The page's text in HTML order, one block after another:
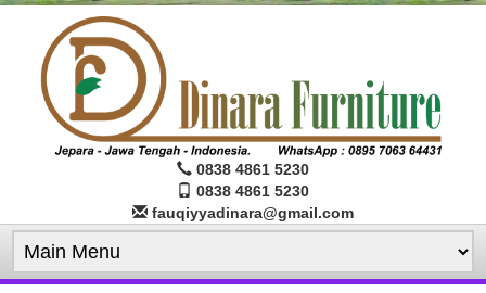
0838 4861 5230
0838 4861 5230
fauqiyyadinara@gmail.com